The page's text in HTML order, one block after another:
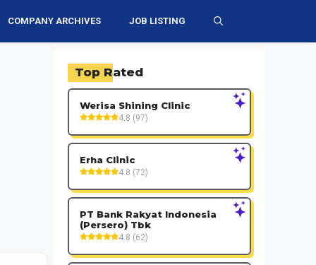
COMPANY ARCHIVES JOB LISTING
Top Rated
Werisa Shining Clinic
4.8 (97)
Erha Clinic
4.8 (72)
PT Bank Rakyat Indonesia
(Persero) Tbk
4.8 (62)